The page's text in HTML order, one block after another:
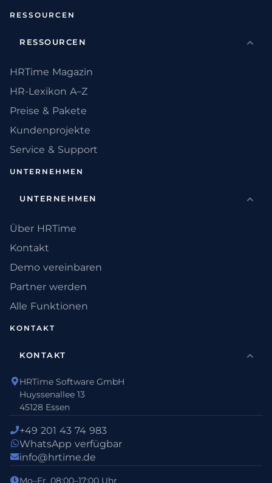
RESSOURCEN
RESSOURCEN
HRTime Magazin
HR-Lexikon A–Z
Preise & Pakete
Kundenprojekte
Service & Support
UNTERNEHMEN
UNTERNEHMEN
Über HRTime
Kontakt
Demo vereinbaren
Partner werden
Alle Funktionen
KONTAKT
KONTAKT
HRTime Software GmbH
Huyssenallee 13
45128 Essen
+49 201 43 74 983
WhatsApp verfügbar
info@hrtime.de
Mo–Fr, 08:00–17:00 Uhr